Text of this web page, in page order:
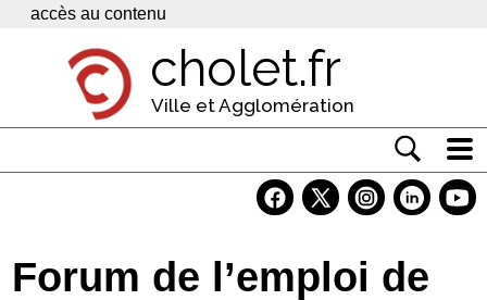
Panneau de gestion des cookies
accès au contenu
cholet.fr
Ville et Agglomération
Economie
Forum de l’emploi de